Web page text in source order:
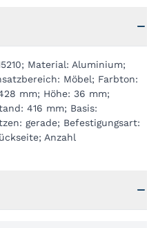
Material: Aluminium;
Möbel; Farbton:
mm; Höhe: 36 mm;
416 mm; Basis:
gerade; Befestigungsart:
Anzahl